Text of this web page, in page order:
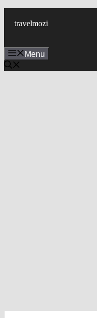
travelmozi
Menu